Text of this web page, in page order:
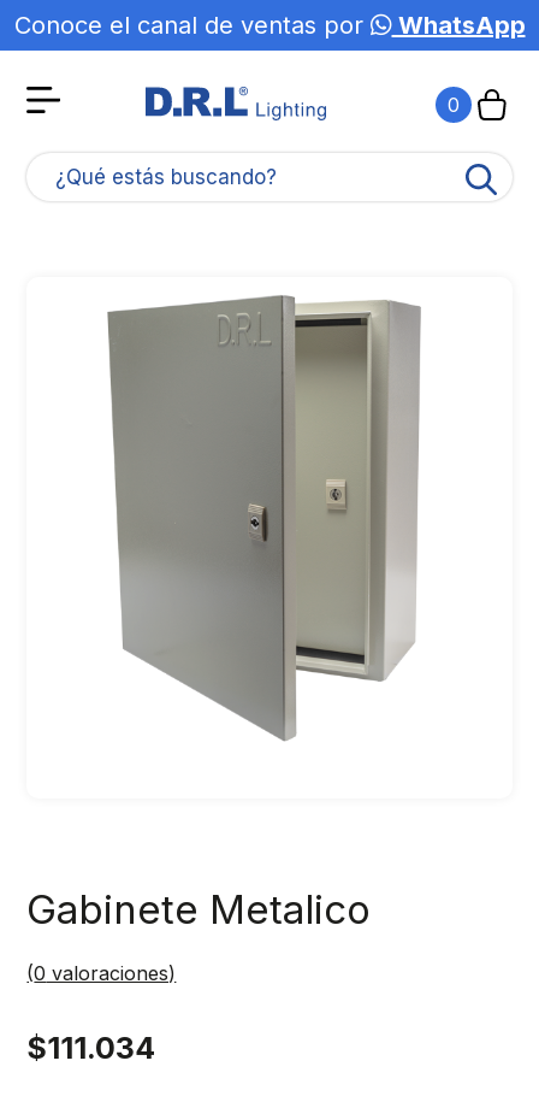
Conoce el canal de ventas por WhatsApp
0
¿Qué estás buscando?
Gabinete Metalico
(0 valoraciones)
$111.034